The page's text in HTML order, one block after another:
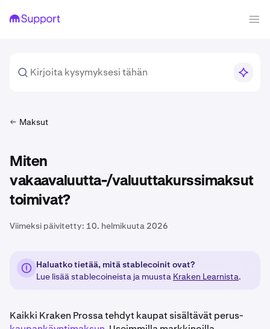
Maksut
Miten
vakaavaluutta-/valuuttakurssimaksut
toimivat?
Viimeksi päivitetty: 10. helmikuuta 2026
Haluatko tietää, mitä stablecoinit ovat?
Lue lisää stablecoineista ja muusta Kraken Learnista.
Kaikki Kraken Prossa tehdyt kaupat sisältävät perus-